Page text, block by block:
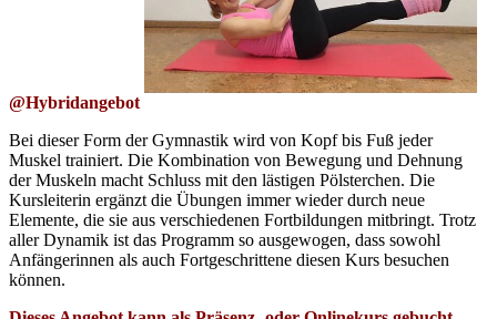
@Hybridangebot
Bei dieser Form der Gymnastik wird von Kopf bis Fuß jeder
Muskel trainiert. Die Kombination von Bewegung und Dehnung
der Muskeln macht Schluss mit den lästigen Pölsterchen. Die
Kursleiterin ergänzt die Übungen immer wieder durch neue
Elemente, die sie aus verschiedenen Fortbildungen mitbringt. Trotz
aller Dynamik ist das Programm so ausgewogen, dass sowohl
Anfängerinnen als auch Fortgeschrittene diesen Kurs besuchen
können.